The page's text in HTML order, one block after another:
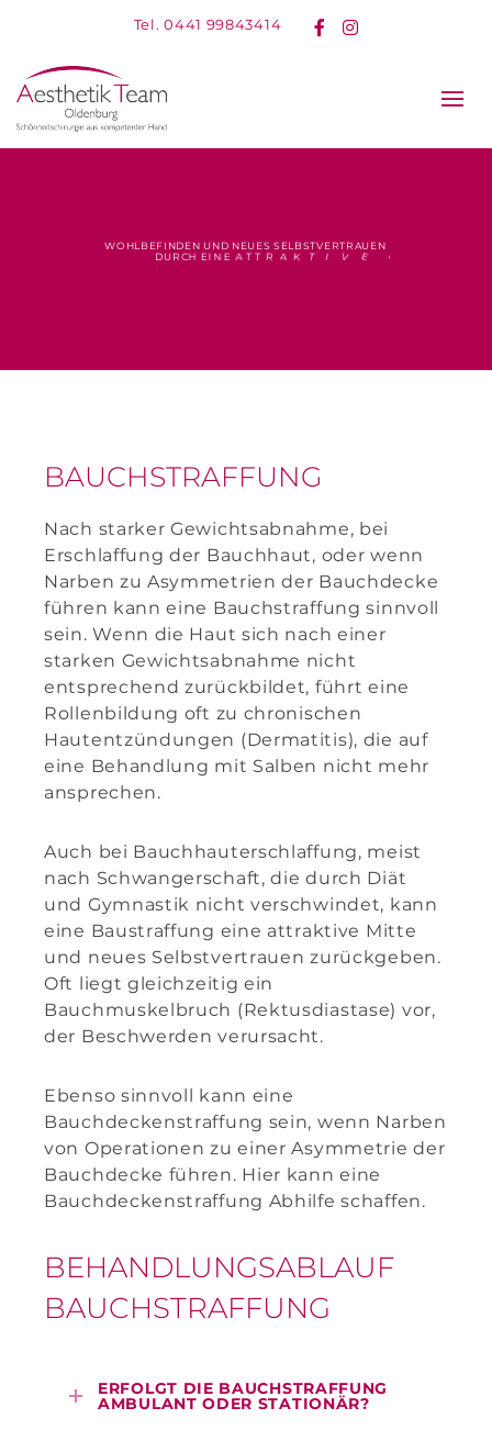
Tel. 0441 99843414 Facebook
WO HLBEFI NDEN UND NEUES S ELBSTVERTRAUEN
DURCH EI NE AT T R A K T I V E M I T
BAUCHSTRAFFUNG
Nach starker Gewichtsabnahme, bei
Erschlaffung der Bauchhaut, oder wenn
Narben zu Asymmetrien der Bauchdecke
führen kann eine Bauchstraffung sinnvoll
sein. Wenn die Haut sich nach einer
starken Gewichtsabnahme nicht
entsprechend zurückbildet, führt eine
Rollenbildung oft zu chronischen
Hautentzündungen (Dermatitis), die auf
eine Behandlung mit Salben nicht mehr
ansprechen.
Auch bei Bauchhauterschlaffung, meist
nach Schwangerschaft, die durch Diät
und Gymnastik nicht verschwindet, kann
eine Baustraffung eine attraktive Mitte
und neues Selbstvertrauen zurückgeben.
Oft liegt gleichzeitig ein
Bauchmuskelbruch (Rektusdiastase) vor,
der Beschwerden verursacht.
Ebenso sinnvoll kann eine
Bauchdeckenstraffung sein, wenn Narben
von Operationen zu einer Asymmetrie der
Bauchdecke führen. Hier kann eine
Bauchdeckenstraffung Abhilfe schaffen.
BEHANDLUNGSABLAUF
BAUCHSTRAFFUNG
ERFOLGT DIE BAUCHSTRAFFUNG
AMBULANT ODER STATIONÄR?